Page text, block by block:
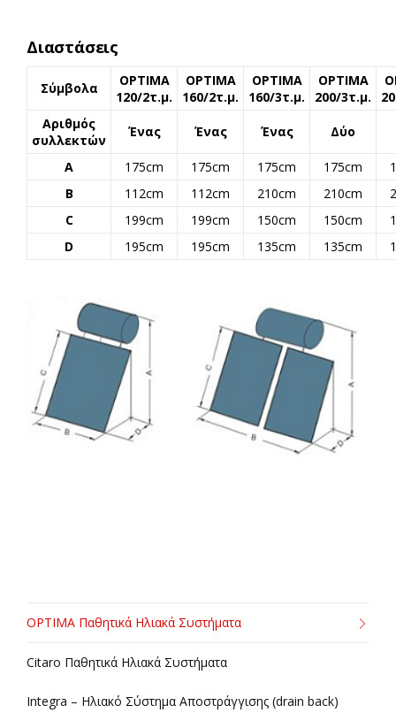
Διαστάσεις
Σύμβολα
OPTIMA
120/2τ.μ.
OPTIMA
160/2τ.μ.
OPTIMA
160/3τ.μ.
OPTIMA
200/3τ.μ.
Αριθμός
συλλεκτών
Ένας Ένας Ένας Δύο
Α 175cm 175cm 175cm 175cm
B
112cm 112cm 210cm 210cm
C
199cm 199cm 150cm 150cm
D
195cm 195cm 135cm 135cm
OPTIMA Παθητικά Ηλιακά Συστήματα
Citaro Παθητικά Ηλιακά Συστήματα
Integra – Ηλιακό Σύστημα Αποστράγγισης (drain back)